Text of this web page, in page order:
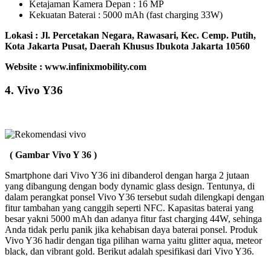
Ketajaman Kamera Depan : 16 MP
Kekuatan Baterai : 5000 mAh (fast charging 33W)
Lokasi : Jl. Percetakan Negara, Rawasari, Kec. Cemp. Putih,
Kota Jakarta Pusat, Daerah Khusus Ibukota Jakarta 10560
Website : www.infinixmobility.com
4. Vivo Y36
( Gambar Vivo Y 36 )
Smartphone dari Vivo Y36 ini dibanderol dengan harga 2 jutaan
yang dibangung dengan body dynamic glass design. Tentunya, di
dalam perangkat ponsel Vivo Y36 tersebut sudah dilengkapi dengan
fitur tambahan yang canggih seperti NFC. Kapasitas baterai yang
besar yakni 5000 mAh dan adanya fitur fast charging 44W, sehinga
Anda tidak perlu panik jika kehabisan daya baterai ponsel. Produk
Vivo Y36 hadir dengan tiga pilihan warna yaitu glitter aqua, meteor
black, dan vibrant gold. Berikut adalah spesifikasi dari Vivo Y36.